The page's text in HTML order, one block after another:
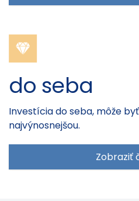
do seba
Investícia do seba, môže
najvýnosnejšou.
Zobraziť